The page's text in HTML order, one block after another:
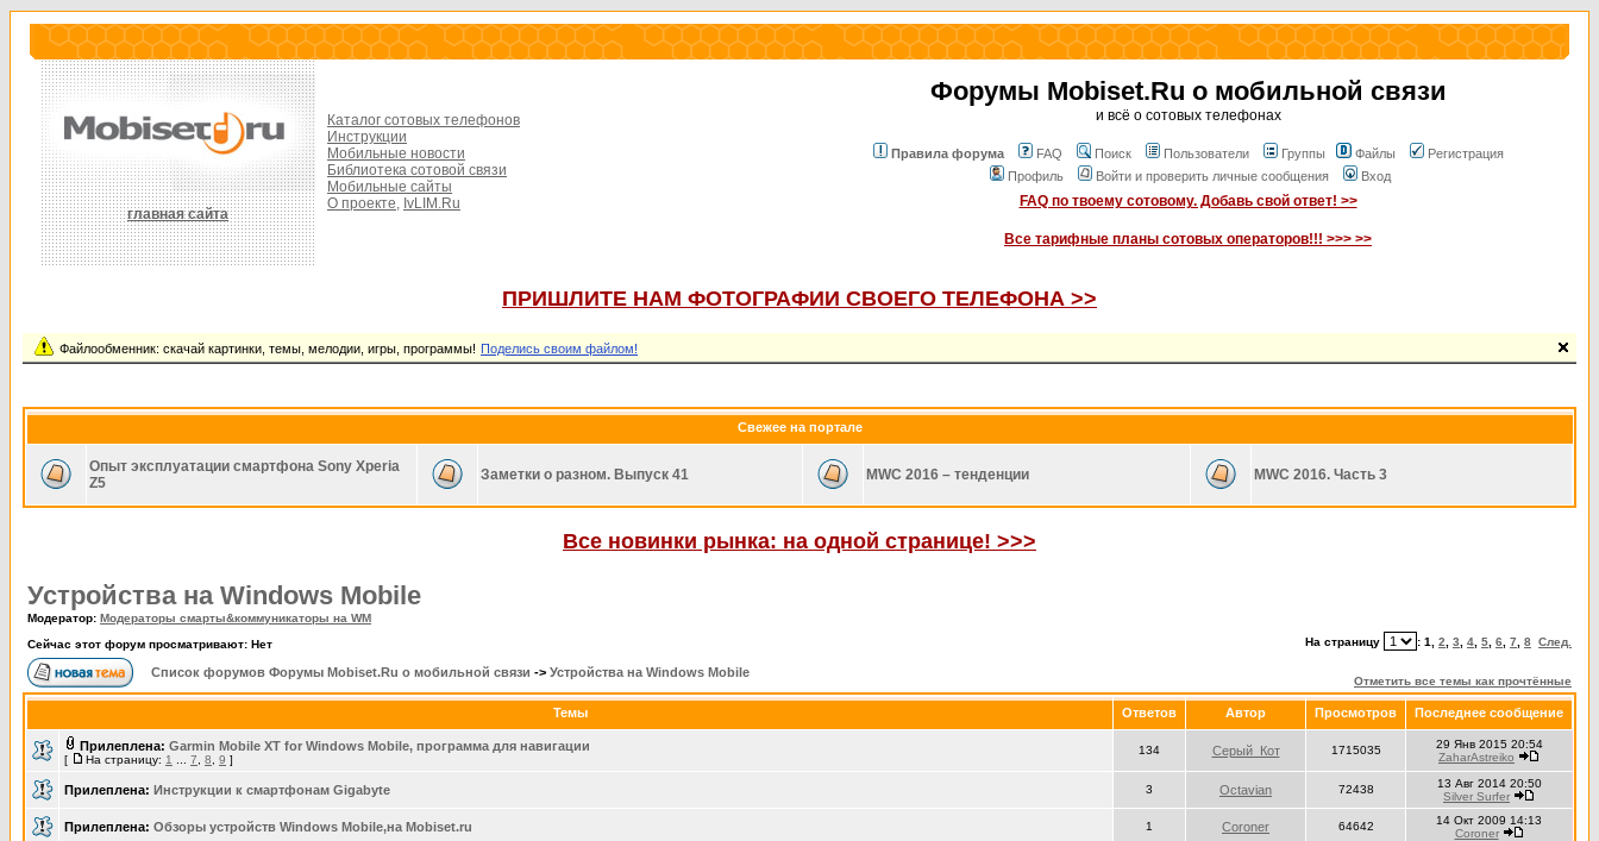
главная сайта
Каталог сотовых телефонов
Инструкции
Мобильные новости
Библиотека сотовой связи
Мобильные сайты
О проекте, IvLIM.Ru
Форумы Mobiset.Ru о мобильной связи
и всё о сотовых телефонах
Правила форума FAQ Поиск Пользователи Группы Файлы
Регистрация
Профиль
Войти и проверить личные сообщения Вход
FAQ по твоему сотовому. Добавь свой ответ! >>
Все тарифные планы сотовых операторов!!! >>> >>
ПРИШЛИТЕ НАМ ФОТОГРАФИИ СВОЕГО ТЕЛЕФОНА >>
Файлообменник: скачай картинки, темы, мелодии, игры, программы! Поделись своим файлом!
Свежее на портале
Опыт эксплуатации смартфона Sony Xperia
Z5
Заметки о разном. Выпуск 41 MWC 2016 – тенденции MWC 2016. Часть 3
Все новинки рынка: на одной странице! >>>
Устройства на Windows Mobile
Модератор: Модераторы смарты&коммуникаторы на WM
Сейчас этот форум просматривают: Нет
На страницу : 1 2 3 4 5 6 7 8 След.
Список форумов Форумы Mobiset.Ru о мобильной связи -> Устройства на Windows Mobile
Отметить все темы как прочтённые
Темы Ответов Автор Просмотров Последнее сообщение
Прилеплена: Garmin Mobile XT for Windows Mobile, программа для навигации
[ На страницу: 1 7 8 9 ]
134 Серый_Кот 1715035
29 Янв 2015 20:54
ZaharAstreiko
Прилеплена: Инструкции к смартфонам Gigabyte 3 Octavian 72438
13 Авг 2014 20:50
Silver Surfer
Прилеплена: Обзоры устройств Windows Mobile,на Mobiset.ru 1 Coroner 64642
14 Окт 2009 14:13
Coroner